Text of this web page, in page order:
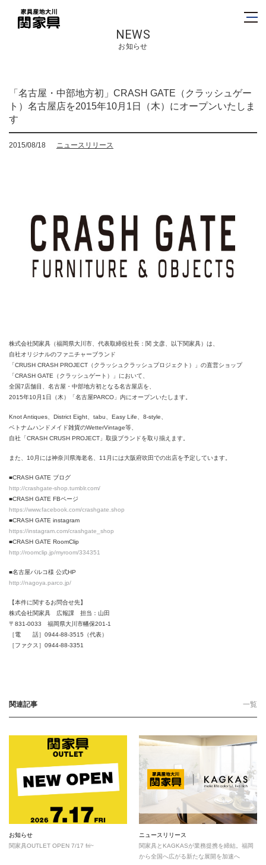
NEWS
お知らせ
「名古屋・中部地方初」CRASH GATE（クラッシュゲー
ト）名古屋店を2015年10月1日（木）にオープンいたしま
す
2015/08/18 ニュースリリース
株式会社関家具（福岡県大川市、代表取締役社長：関 文彦、以下関家具）は、
自社オリジナルのファニチャーブランド
「CRUSH CRASH PROJECT（クラッシュクラッシュプロジェクト）」の直営ショップ
「CRASH GATE（クラッシュゲート）」において、
全国7店舗目、名古屋・中部地方初となる名古屋店を、
2015年10月1日（木）「名古屋PARCO」内にオープンいたします。
Knot Antiques、District Eight、tabu、Easy Life、8-style、
ベトナムハンドメイド雑貨のWetterVintage等、
自社「CRASH CRUSH PROJECT」取扱ブランドを取り揃えます。
また、10月には神奈川県海老名、11月には大阪府吹田での出店を予定しています。
■CRASH GATE ブログ
http://crashgate-shop.tumblr.com/
■CRASH GATE FBページ
https://www.facebook.com/crashgate.shop
■CRASH GATE instagram
https://instagram.com/crashgate_shop
■CRASH GATE RoomClip
http://roomclip.jp/myroom/334351
■名古屋パルコ様 公式HP
http://nagoya.parco.jp/
【本件に関するお問合せ先】
株式会社関家具 広報課 担当：山田
〒831-0033 福岡県大川市幡保201-1
［電 話］0944-88-3515（代表）
［ファクス］0944-88-3351
関連記事
お知らせ
関家具OUTLET OPEN 7/17 fri~
ニュースリリース
関家具とKAGKASが業務提携を締結。福岡
から全国へ広がる新たな展開を加速へ
一覧